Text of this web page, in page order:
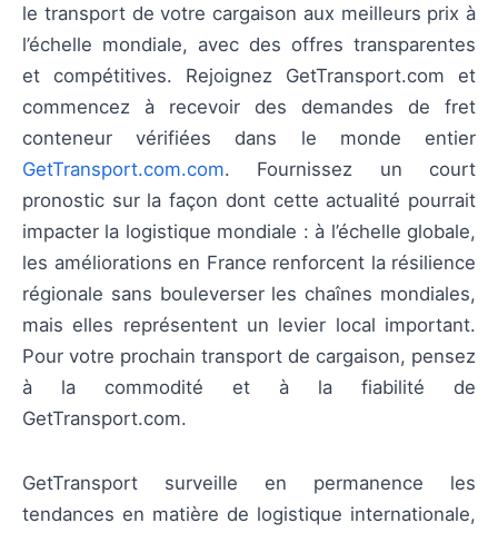
le transport de votre cargaison aux meilleurs prix à
l’échelle mondiale, avec des offres transparentes
et compétitives. Rejoignez GetTransport.com et
commencez à recevoir des demandes de fret
conteneur vérifiées dans le monde entier
GetTransport.com.com. Fournissez un court
pronostic sur la façon dont cette actualité pourrait
impacter la logistique mondiale : à l’échelle globale,
les améliorations en France renforcent la résilience
régionale sans bouleverser les chaînes mondiales,
mais elles représentent un levier local important.
Pour votre prochain transport de cargaison, pensez
à la commodité et à la fiabilité de
GetTransport.com.
GetTransport surveille en permanence les
tendances en matière de logistique internationale,